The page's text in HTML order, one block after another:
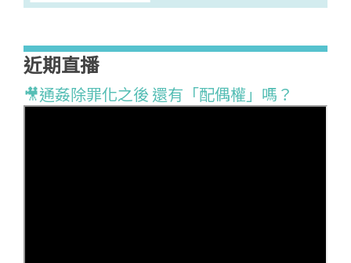
近期直播
🎥通姦除罪化之後 還有「配偶權」嗎？